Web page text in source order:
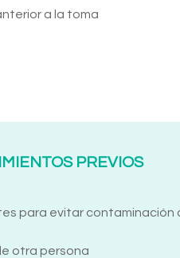
a la toma
PREVIOS
para evitar contaminación
otra persona